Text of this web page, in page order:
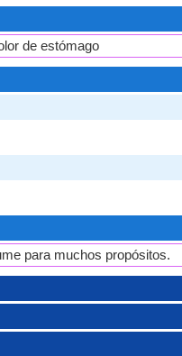
de estómago
para muchos propósitos.